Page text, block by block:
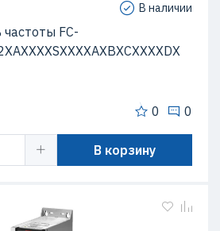
В наличии
FC-
0 0
В корзину